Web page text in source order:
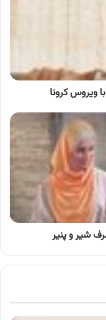
ویروس کرونا
شیر و پنیر